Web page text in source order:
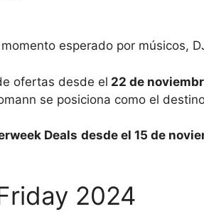
esperado por músicos,
ofertas desde el 22 de
se posiciona como el
Deals desde el 15 de
2024